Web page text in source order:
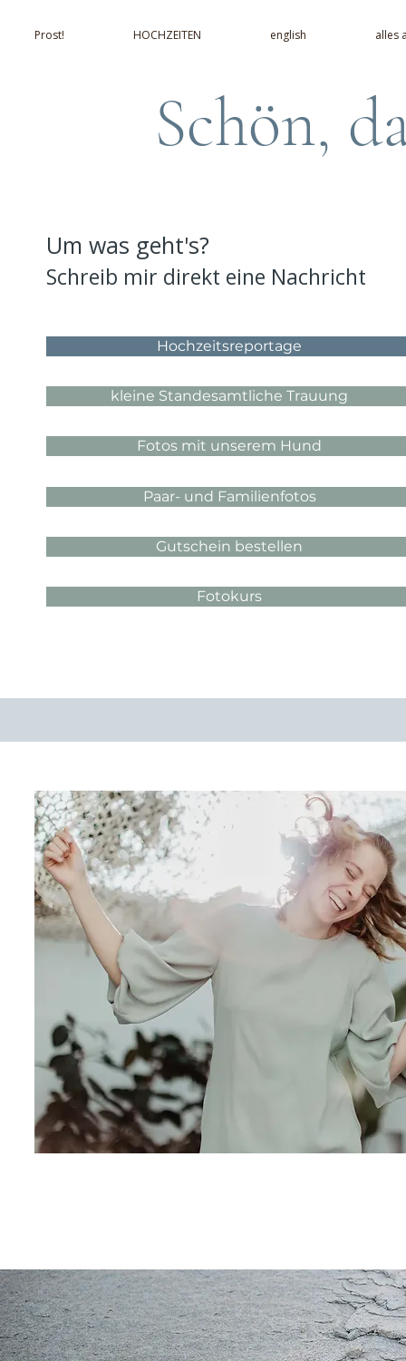
Prost! HOCHZEITEN english alles
Um was geht's?
Schreib mir direkt eine Nachricht
Hochzeitsreportage
kleine Standesamtliche Trauung
Fotos mit unserem Hund
Schön,
Paar- und Familienfotos
Gutschein bestellen
Fotokurs